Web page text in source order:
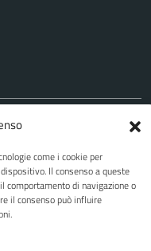
come i cookie per
Il consenso a queste
comportamento di navigazione o
il consenso può influire